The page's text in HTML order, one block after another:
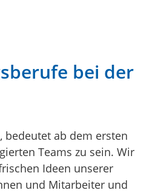
bei der
bedeutet ab dem ersten
Teams zu sein. Wir
Ideen unserer
und Mitarbeiter und